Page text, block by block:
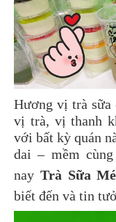
Hương vị trà sữa
vị trà, vị thanh
với bất kỳ quán
dai – mềm
nay Trà Sữa
biết đến và tin